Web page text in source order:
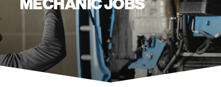
MECHANIC JOBS